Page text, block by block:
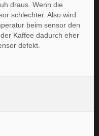
draus. Wenn die
schlechter. Also wird
beim sensor den
Kaffee dadurch eher
defekt.